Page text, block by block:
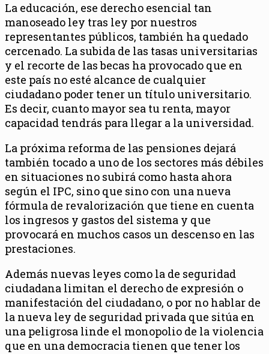
La educación, ese derecho esencial tan
manoseado ley tras ley por nuestros
representantes públicos, también ha quedado
cercenado. La subida de las tasas universitarias
y el recorte de las becas ha provocado que en
este país no esté alcance de cualquier
ciudadano poder tener un título universitario.
Es decir, cuanto mayor sea tu renta, mayor
capacidad tendrás para llegar a la universidad.
La próxima reforma de las pensiones dejará
también tocado a uno de los sectores más débiles
en situaciones no subirá como hasta ahora
según el IPC, sino que sino con una nueva
fórmula de revalorización que tiene en cuenta
los ingresos y gastos del sistema y que
provocará en muchos casos un descenso en las
prestaciones.
Además nuevas leyes como la de seguridad
ciudadana limitan el derecho de expresión o
manifestación del ciudadano, o por no hablar de
la nueva ley de seguridad privada que sitúa en
una peligrosa linde el monopolio de la violencia
que en una democracia tienen que tener los